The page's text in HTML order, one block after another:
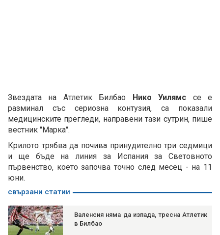
Звездата на Атлетик Билбао Нико Уилямс се е
разминал със сериозна контузия, са показали
медицинските прегледи, направени тази сутрин, пише
вестник "Марка".
Крилото трябва да почива принудително три седмици
и ще бъде на линия за Испания за Световното
първенство, което започва точно след месец - на 11
юни.
свързани статии
Валенсия няма да изпада, тресна Атлетик
в Билбао